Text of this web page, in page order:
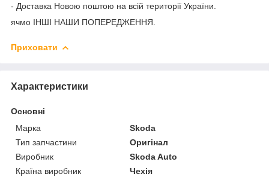
- Доставка Новою поштою на всій території України.
ячмо ІНШІ НАШИ ПОПЕРЕДЖЕННЯ.
Приховати
Характеристики
Основні
Марка
Skoda
Тип запчастини
Оригінал
Виробник
Skoda Auto
Країна виробник
Чехія